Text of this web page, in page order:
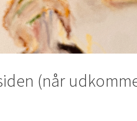
(når